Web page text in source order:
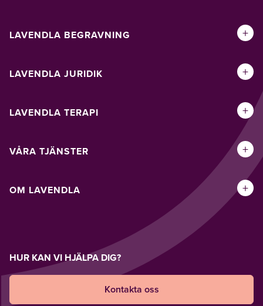
LAVENDLA BEGRAVNING +
LAVENDLA JURIDIK +
LAVENDLA TERAPI +
VÅRA TJÄNSTER +
OM LAVENDLA +
HUR KAN VI HJÄLPA DIG?
Kontakta oss